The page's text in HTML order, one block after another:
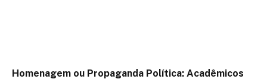
Homenagem ou Propaganda Política: Acadêmicos